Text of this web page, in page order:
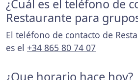
¿Cuál es el teléfono de
Restaurante para
El teléfono de contacto de
es el +34 865 80 74 07
¿Que horario hace hoy?